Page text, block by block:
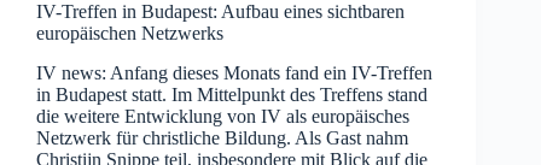
IV-Treffen in Budapest: Aufbau eines sichtbaren
europäischen Netzwerks
IV news: Anfang dieses Monats fand ein IV-Treffen
in Budapest statt. Im Mittelpunkt des Treffens stand
die weitere Entwicklung von IV als europäisches
Netzwerk für christliche Bildung. Als Gast nahm
Christijn Snippe teil, insbesondere mit Blick auf die